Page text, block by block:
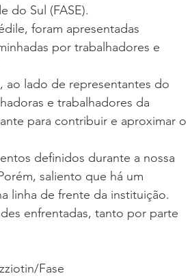
do Sul (FASE).
foram apresentadas
por trabalhadores e
ao lado de representantes do
e trabalhadores da
para contribuir e aproximar o
definidos durante a nossa
saliento que há um
linha de frente da instituição.
enfrentadas, tanto por parte
Fase